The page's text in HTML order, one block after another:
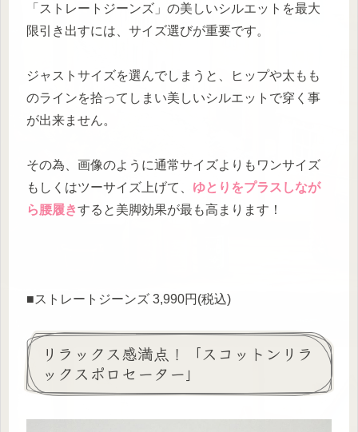
「ストレートジーンズ」の美しいシルエットを最大
限引き出すには、サイズ選びが重要です。
ジャストサイズを選んでしまうと、ヒップや太もも
のラインを拾ってしまい美しいシルエットで穿く事
が出来ません。
その為、画像のように通常サイズよりもワンサイズ
もしくはツーサイズ上げて、 ゆとりをプラスしなが
ら腰履きすると美脚効果が最も高まります！
■ストレートジーンズ 3,990円(税込)
リラックス感満点！「スコットンリラ
ックスポロセーター」